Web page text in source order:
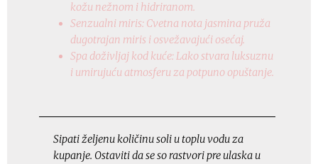
kožu nežnom i hidriranom.
Senzualni miris: Cvetna nota jasmina pruža
dugotrajan miris i osvežavajući osećaj.
Spa doživljaj kod kuće: Lako stvara luksuznu
i umirujuću atmosferu za potpuno opuštanje.
Sipati željenu količinu soli u toplu vodu za
kupanje. Ostaviti da se so rastvori pre ulaska u